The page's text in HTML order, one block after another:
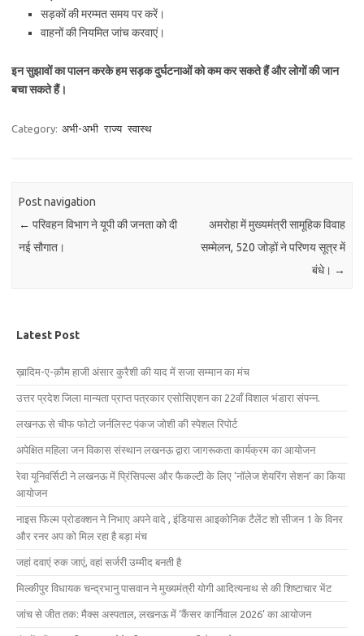
सड़कों की मरम्मत समय पर करें।
वाहनों की नियमित जांच करवाएं।
इन सुझावों का पालन करके हम सड़क दुर्घटनाओं को कम कर सकते हैं और लोगों की जान
बचा सकते हैं।
Category: अभी-अभी राज्य स्वास्थ
Post navigation
← परिवहन विभाग ने यूपी की जनता को दी
नई सौगात।
अमरोहा में मुख्यमंत्री सामूहिक विवाह
सम्मेलन, 520 जोड़ों ने परिणय सूत्र में
बंधे। →
Latest Post
ख़ादिम-ए-क़ौम हाजी अंसार कुरैशी की याद में सजा सम्मान का मंच
उत्तर प्रदेश जिला मान्यता प्राप्त पत्रकार एसोसिएशन का 22वाँ विशाल भंडारा संपन्न.
लखनऊ से चीफ फोटो जर्नलिस्ट पंकज जोशी की स्पेशल रिपोर्ट
अपेक्षित महिला जन विकास संस्थान लखनऊ द्वारा जागरूकता कार्यक्रम का आयोजन
रेवा यूनिवर्सिटी ने लखनऊ में प्रिंसिपल्स और फैकल्टी के लिए ‘नॉलेज शेयरिंग सेशन’ का किया
आयोजन
नाइस फिल्म प्रोडक्शन ने निभाए अपने वादे , इंडियास आइकोनिक टैलेंट शो सीजन 1 के विनर
और रनर अप को मिल रहा है बड़ा मंच
जहां दवाएं रुक जाएं, वहां सर्जरी उम्मीद बनती है
मिल्कीपुर विधायक चन्द्रभानु पासवान ने मुख्यमंत्री योगी आदित्यनाथ से की शिष्टाचार भेंट
जांच से जीत तक: मैक्स अस्पताल, लखनऊ में ‘कैंसर कार्निवाल 2026’ का आयोजन